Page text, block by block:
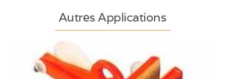
Autres Applications